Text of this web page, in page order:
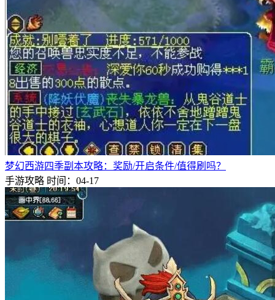
梦幻西游四季副本攻略：奖励/开启条件/值得刷吗？
手游攻略 时间：04-17